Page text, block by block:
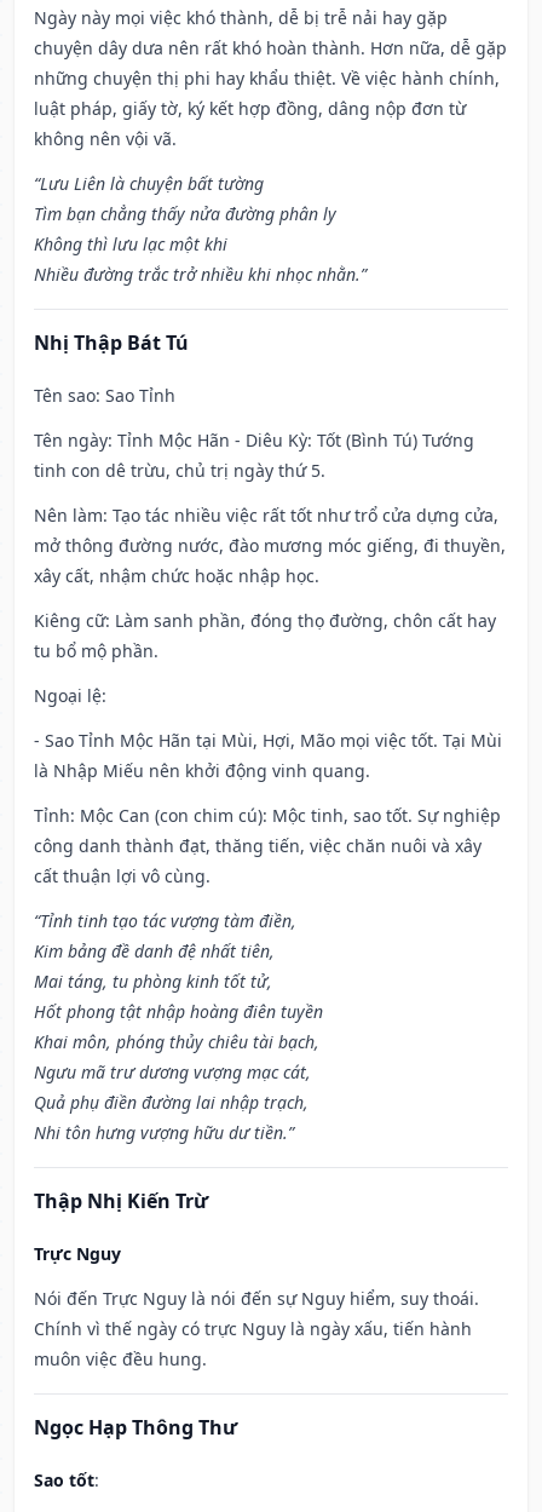
Ngày này mọi việc khó thành, dễ bị trễ nải hay gặp
chuyện dây dưa nên rất khó hoàn thành. Hơn nữa, dễ gặp
những chuyện thị phi hay khẩu thiệt. Về việc hành chính,
luật pháp, giấy tờ, ký kết hợp đồng, dâng nộp đơn từ
không nên vội vã.
“Lưu Liên là chuyện bất tường
Tìm bạn chẳng thấy nửa đường phân ly
Không thì lưu lạc một khi
Nhiều đường trắc trở nhiều khi nhọc nhằn.”
Nhị Thập Bát Tú
Tên sao: Sao Tỉnh
Tên ngày: Tỉnh Mộc Hãn - Diêu Kỳ: Tốt (Bình Tú) Tướng
tinh con dê trừu, chủ trị ngày thứ 5.
Nên làm: Tạo tác nhiều việc rất tốt như trổ cửa dựng cửa,
mở thông đường nước, đào mương móc giếng, đi thuyền,
xây cất, nhậm chức hoặc nhập học.
Kiêng cữ: Làm sanh phần, đóng thọ đường, chôn cất hay
tu bổ mộ phần.
Ngoại lệ:
- Sao Tỉnh Mộc Hãn tại Mùi, Hợi, Mão mọi việc tốt. Tại Mùi
là Nhập Miếu nên khởi động vinh quang.
Tỉnh: Mộc Can (con chim cú): Mộc tinh, sao tốt. Sự nghiệp
công danh thành đạt, thăng tiến, việc chăn nuôi và xây
cất thuận lợi vô cùng.
“Tỉnh tinh tạo tác vượng tàm điền,
Kim bảng đề danh đệ nhất tiên,
Mai táng, tu phòng kinh tốt tử,
Hốt phong tật nhập hoàng điên tuyền
Khai môn, phóng thủy chiêu tài bạch,
Ngưu mã trư dương vượng mạc cát,
Quả phụ điền đường lai nhập trạch,
Nhi tôn hưng vượng hữu dư tiền.”
Thập Nhị Kiến Trừ
Trực Nguy
Nói đến Trực Nguy là nói đến sự Nguy hiểm, suy thoái.
Chính vì thế ngày có trực Nguy là ngày xấu, tiến hành
muôn việc đều hung.
Ngọc Hạp Thông Thư
Sao tốt: